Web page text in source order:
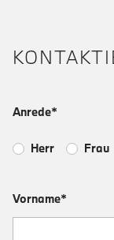
Anrede*
Herr Frau
Vorname*